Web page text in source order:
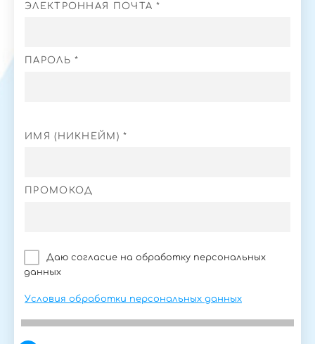
ЭЛЕКТРОННАЯ ПОЧТА *
ПАРОЛЬ *
ИМЯ (НИКНЕЙМ) *
ПРОМОКОД
Даю согласие на обработку персональных
данных
Условия обработки персональных данных